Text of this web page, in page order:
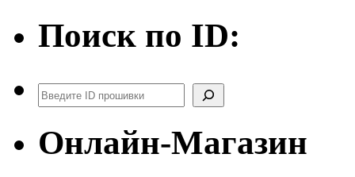
Поиск по ID:
Поиск
Онлайн-Магазин